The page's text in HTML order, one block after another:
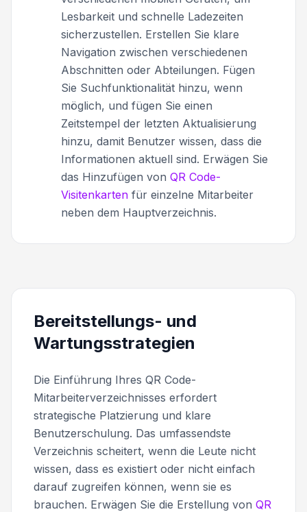
Lesbarkeit und schnelle Ladezeiten
sicherzustellen. Erstellen Sie klare
Navigation zwischen verschiedenen
Abschnitten oder Abteilungen. Fügen
Sie Suchfunktionalität hinzu, wenn
möglich, und fügen Sie einen
Zeitstempel der letzten Aktualisierung
hinzu, damit Benutzer wissen, dass die
Informationen aktuell sind. Erwägen Sie
das Hinzufügen von QR Code-
Visitenkarten für einzelne Mitarbeiter
neben dem Hauptverzeichnis.
Bereitstellungs- und
Wartungsstrategien
Die Einführung Ihres QR Code-
Mitarbeiterverzeichnisses erfordert
strategische Platzierung und klare
Benutzerschulung. Das umfassendste
Verzeichnis scheitert, wenn die Leute nicht
wissen, dass es existiert oder nicht einfach
darauf zugreifen können, wenn sie es
brauchen. Erwägen Sie die Erstellung von QR